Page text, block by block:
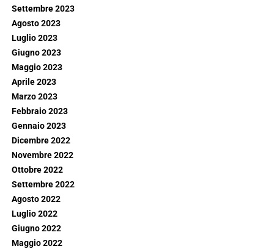
Settembre 2023
Agosto 2023
Luglio 2023
Giugno 2023
Maggio 2023
Aprile 2023
Marzo 2023
Febbraio 2023
Gennaio 2023
Dicembre 2022
Novembre 2022
Ottobre 2022
Settembre 2022
Agosto 2022
Luglio 2022
Giugno 2022
Maggio 2022